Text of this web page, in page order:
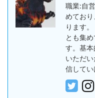
職業:自
めてお
ります
とも集
す。基
いただ
信してい